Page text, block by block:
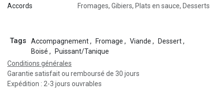
Accords Fromages, Gibiers, Plats en sauce, Desserts
Tags Accompagnement, Fromage , Viande , Dessert,
Boisé ,
Puissant/Tanique
Conditions générales
Garantie satisfait ou remboursé de 30 jours
Expédition : 2-3 jours ouvrables